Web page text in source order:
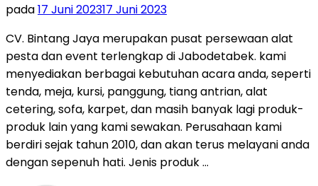
pada17 Juni 202317 Juni 2023
CV. Bintang Jaya merupakan pusat persewaan alat
pesta dan event terlengkap di Jabodetabek. kami
menyediakan berbagai kebutuhan acara anda, seperti
tenda, meja, kursi, panggung, tiang antrian, alat
cetering, sofa, karpet, dan masih banyak lagi produk-
produk lain yang kami sewakan. Perusahaan kami
berdiri sejak tahun 2010, dan akan terus melayani anda
dengan sepenuh hati. Jenis produk …